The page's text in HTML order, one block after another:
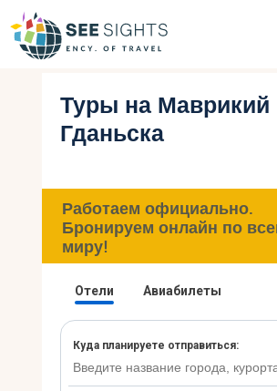
Поиск туров
Горящие туры
Типы Туров
Страны
Инфо
Блог
Контакты
Туры на Маврикий
Гданьска
Работаем официально.
Бронируем онлайн по
миру!